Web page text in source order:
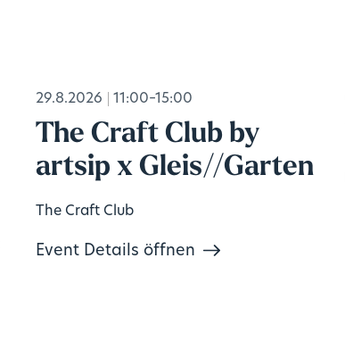
29.8.2026 11:00–15:00
The Craft Club by
artsip x Gleis//Garten
The Craft Club
Event Details öffnen